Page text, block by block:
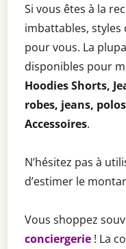
Si vous êtes à la
imbattables, styles
pour vous. La
disponibles pour
Hoodies Shorts,
robes, jeans,
Accessoires.
N’hésitez pas à
d’estimer le
Vous shoppez
conciergerie ! La